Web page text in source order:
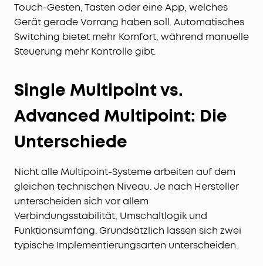
Touch-Gesten, Tasten oder eine App, welches
Gerät gerade Vorrang haben soll. Automatisches
Switching bietet mehr Komfort, während manuelle
Steuerung mehr Kontrolle gibt.
Single Multipoint vs.
Advanced Multipoint: Die
Unterschiede
Nicht alle Multipoint-Systeme arbeiten auf dem
gleichen technischen Niveau. Je nach Hersteller
unterscheiden sich vor allem
Verbindungsstabilität, Umschaltlogik und
Funktionsumfang. Grundsätzlich lassen sich zwei
typische Implementierungsarten unterscheiden.